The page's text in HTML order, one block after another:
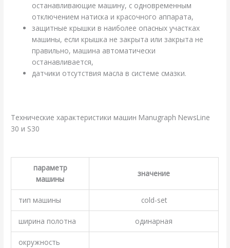
останавливающие машину, с одновременным
отключением натиска и красочного аппарата,
защитные крышки в наиболее опасных участках
машины, если крышка не закрыта или закрыта не
правильно, машина автоматически
останавливается,
датчики отсутствия масла в системе смазки.
Технические характеристики машин Manugraph NewsLine
30 и S30
параметр
машины
значение
тип машины cold-set
ширина полотна одинарная
окружность